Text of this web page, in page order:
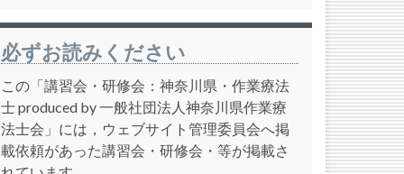
必ずお読みください
この「講習会・研修会：神奈川県・作業療法
士 produced by 一般社団法人神奈川県作業療
法士会」には，ウェブサイト管理委員会へ掲
載依頼があった講習会・研修会・等が掲載さ